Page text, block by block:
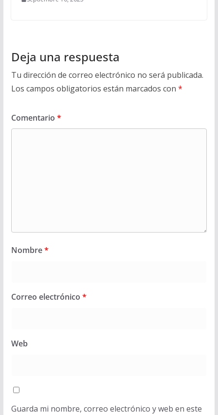
Deja una respuesta
Tu dirección de correo electrónico no será publicada.
Los campos obligatorios están marcados con *
Comentario *
Nombre*
Correo electrónico *
Web
Guarda mi nombre, correo electrónico y web en este